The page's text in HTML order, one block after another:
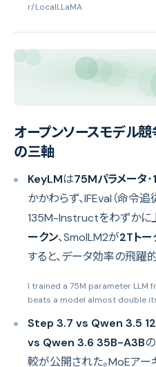
r/LocalLLaMA
オープンソースモデル
の三軸
KeyLMは75Mパラメータ・
かかわらず、IFEval（命令
135M-Instructをわずかに
ークン、SmolLM2が2Tトー
すると、データ効率の飛躍
I trained a 75M parameter LLM
beats a model almost double
Step 3.7 vs Qwen 3.5
vs Qwen 3.6 35B-A3B
較が公開された。MoEア